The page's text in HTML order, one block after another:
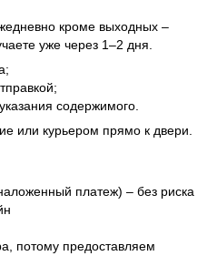
кроме выходных –
уже через 1–2 дня.
содержимого.
или курьером прямо к двери.
платеж) – без риска
потому предоставляем